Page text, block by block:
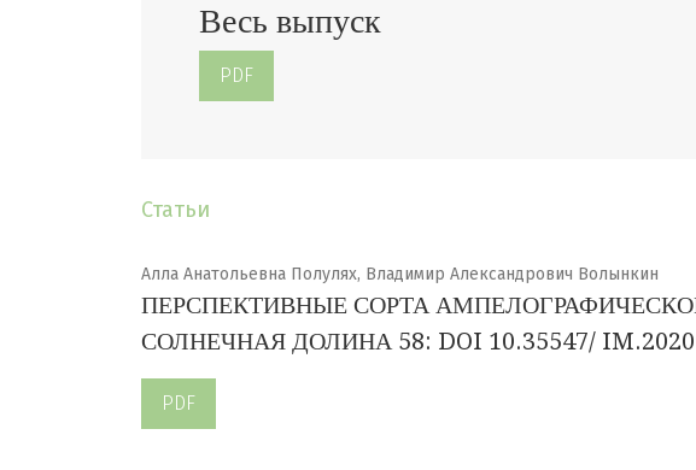
Весь выпуск
PDF
Статьи
Алла Анатольевна Полулях, Владимир Александрович Волынкин
ПЕРСПЕКТИВНЫЕ СОРТА
СОЛНЕЧНАЯ ДОЛИНА 58: DOI 10.35547/
PDF